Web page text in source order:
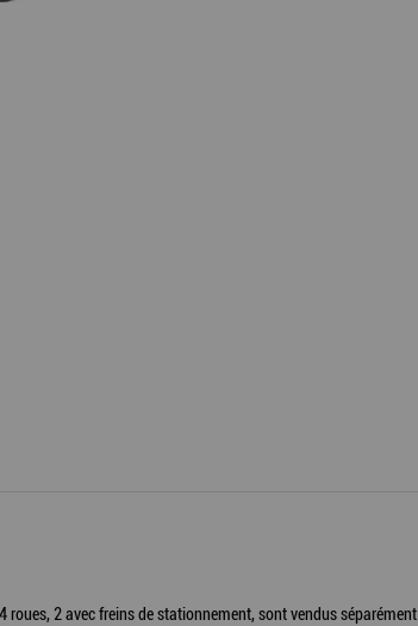
roues, 2 avec freins de stationnement, sont vendus séparément